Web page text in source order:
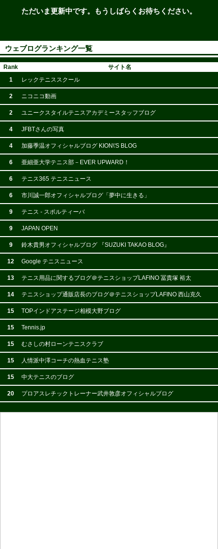
ただいま更新中です。もうしばらくお待ちください。
ウェブログランキング一覧
Rank
サイト名
1
レックテニススクール
2 ニコニコ動画
2 ユニークスタイルテニスアカデミースタッフブログ
4 JFBTさんの写真
4 加藤季温オフィシャルブログ KION\'S BLOG
6 亜細亜大学テニス部－EVER UPWARD！
6 テニス365 テニスニュース
6 市川誠一郎オフィシャルブログ「夢中に生きる」
9 テニス - スポルティーバ
9 JAPAN OPEN
9 鈴木貴男オフィシャルブログ 『SUZUKI TAKAO BLOG』
12 Google テニスニュース
13 テニス用品に関するブログ＠テニスショップLAFINO 冨貴塚 裕太
14 テニスショップ通販店長のブログ＠テニスショップLAFINO 西山克久
15 TOPインドアステージ相模大野ブログ
15 Tennis.jp
15 むさしの村ローンテニスクラブ
15 人情派中澤コーチの熱血テニス塾
15 中大テニスのブログ
20 プロアスレチックトレーナー武井敦彦オフィシャルブログ